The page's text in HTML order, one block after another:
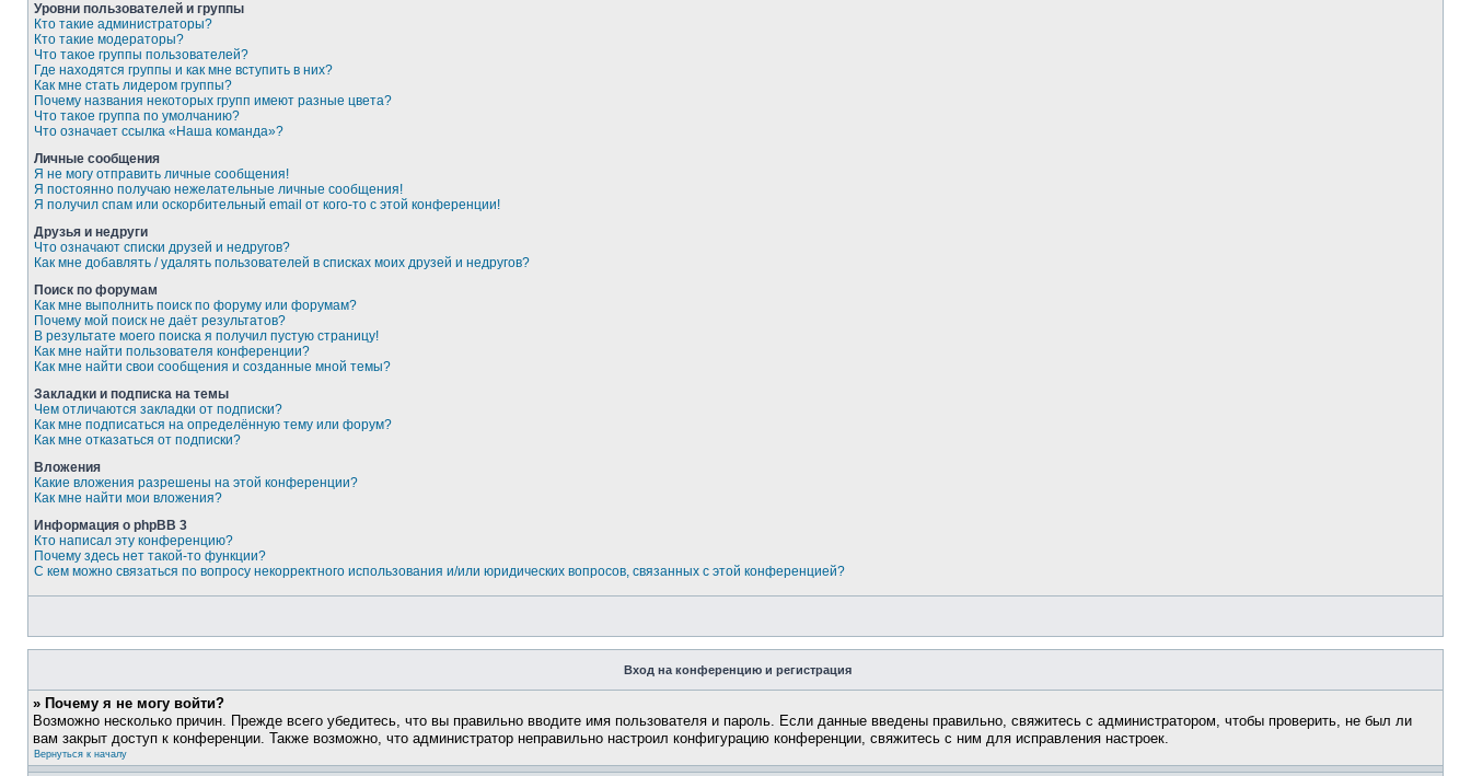
Уровни пользователей и группы
Кто такие администраторы?
Кто такие модераторы?
Что такое группы пользователей?
Где находятся группы и как мне вступить в них?
Как мне стать лидером группы?
Почему названия некоторых групп имеют разные цвета?
Что такое группа по умолчанию?
Что означает ссылка «Наша команда»?
Личные сообщения
Я не могу отправить личные сообщения!
Я постоянно получаю нежелательные личные сообщения!
Я получил спам или оскорбительный email от кого-то с этой конференции!
Друзья и недруги
Что означают списки друзей и недругов?
Как мне добавлять / удалять пользователей в списках моих друзей и недругов?
Поиск по форумам
Как мне выполнить поиск по форуму или форумам?
Почему мой поиск не даёт результатов?
В результате моего поиска я получил пустую страницу!
Как мне найти пользователя конференции?
Как мне найти свои сообщения и созданные мной темы?
Закладки и подписка на темы
Чем отличаются закладки от подписки?
Как мне подписаться на определённую тему или форум?
Как мне отказаться от подписки?
Вложения
Какие вложения разрешены на этой конференции?
Как мне найти мои вложения?
Информация о phpBB 3
Кто написал эту конференцию?
Почему здесь нет такой-то функции?
С кем можно связаться по вопросу некорректного использования и/или юридических вопросов, связанных с этой конференцией?
Вход на конференцию и регистрация
» Почему я не могу войти?
Возможно несколько причин. Прежде всего убедитесь, что вы правильно вводите имя пользователя и пароль. Если данные введены правильно, свяжитесь с администратором, чтобы проверить, не был ли
вам закрыт доступ к конференции. Также возможно, что администратор неправильно настроил конфигурацию конференции, свяжитесь с ним для исправления настроек.
Вернуться к началу